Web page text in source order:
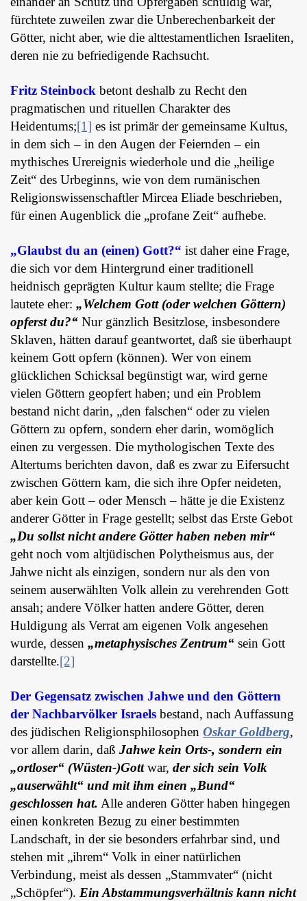
fürchtete zuweilen zwar die Unberechenbarkeit der
Götter, nicht aber, wie die alttestamentlichen Israeliten,
deren nie zu befriedigende Rachsucht.
Fritz Steinbock betont deshalb zu Recht den
pragmatischen und rituellen Charakter des
Heidentums;[1] es ist primär der gemeinsame Kultus,
in dem sich – in den Augen der Feiernden – ein
mythisches Urereignis wiederhole und die „heilige
Zeit“ des Urbeginns, wie von dem rumänischen
Religionswissenschaftler Mircea Eliade beschrieben,
für einen Augenblick die „profane Zeit“ aufhebe.
„Glaubst du an (einen) Gott?“ ist daher eine Frage,
die sich vor dem Hintergrund einer traditionell
heidnisch geprägten Kultur kaum stellte; die Frage
lautete eher: „Welchem Gott (oder welchen Göttern)
opferst du?“ Nur gänzlich Besitzlose, insbesondere
Sklaven, hätten darauf geantwortet, daß sie überhaupt
keinem Gott opfern (können). Wer von einem
glücklichen Schicksal begünstigt war, wird gerne
vielen Göttern geopfert haben; und ein Problem
bestand nicht darin, „den falschen“ oder zu vielen
Göttern zu opfern, sondern eher darin, womöglich
einen zu vergessen. Die mythologischen Texte des
Altertums berichten davon, daß es zwar zu Eifersucht
zwischen Göttern kam, die sich ihre Opfer neideten,
aber kein Gott – oder Mensch – hätte je die Existenz
anderer Götter in Frage gestellt; selbst das Erste Gebot
„Du sollst nicht andere Götter haben neben mir“
geht noch vom altjüdischen Polytheismus aus, der
Jahwe nicht als einzigen, sondern nur als den von
seinem auserwählten Volk allein zu verehrenden Gott
ansah; andere Völker hatten andere Götter, deren
Huldigung als Verrat am eigenen Volk angesehen
wurde, dessen „metaphysisches Zentrum“ sein Gott
darstellte.[2]
Der Gegensatz zwischen Jahwe und den Göttern
der Nachbarvölker Israels bestand, nach Auffassung
des jüdischen Religionsphilosophen Oskar Goldberg,
vor allem darin, daß Jahwe kein Orts-, sondern ein
„ortloser“ (Wüsten-)Gott war, der sich sein Volk
„auserwählt“ und mit ihm einen „Bund“
geschlossen hat. Alle anderen Götter haben hingegen
einen konkreten Bezug zu einer bestimmten
Landschaft, in der sie besonders erfahrbar sind, und
stehen mit „ihrem“ Volk in einer natürlichen
Verbindung, meist als dessen „Stammvater“ (nicht
„Schöpfer“). Ein Abstammungsverhältnis kann nicht